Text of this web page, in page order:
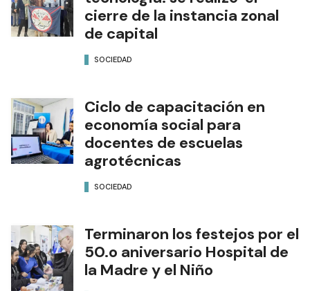
cierre de la instancia zonal
de capital
SOCIEDAD
Ciclo de capacitación en
economía social para
docentes de escuelas
agrotécnicas
SOCIEDAD
Terminaron los festejos por el
50.o aniversario Hospital de
la Madre y el Niño